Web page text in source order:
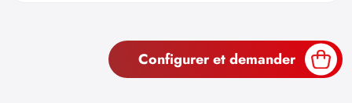
Configurer et demander